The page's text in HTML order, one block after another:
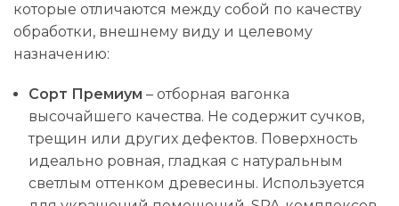
которые отличаются между собой по качеству
обработки, внешнему виду и целевому
назначению:
Сорт Премиум – отборная вагонка
высочайшего качества. Не содержит сучков,
трещин или других дефектов. Поверхность
идеально ровная, гладкая с натуральным
светлым оттенком древесины. Используется